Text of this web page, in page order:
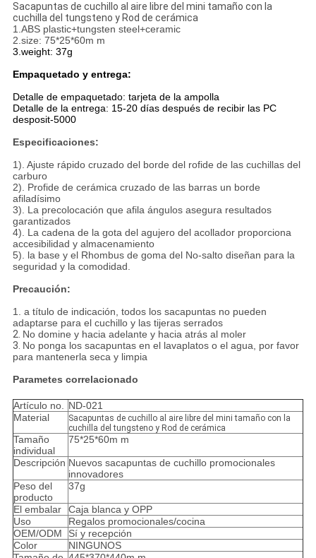
Sacapuntas de cuchillo al aire libre del mini tamaño con la
cuchilla del tungsteno y Rod de cerámica
1.ABS plastic+tungsten steel+ceramic
2.size: 75*25*60m m
3.weight: 37g
Empaquetado y entrega:
Detalle de empaquetado: tarjeta de la ampolla
Detalle de la entrega: 15-20 días después de recibir las PC
desposit-5000
Especificaciones:
1). Ajuste rápido cruzado del borde del rofide de las cuchillas del
carburo
2). Profide de cerámica cruzado de las barras un borde
afiladísimo
3). La precolocación que afila ángulos asegura resultados
garantizados
4). La cadena de la gota del agujero del acollador proporciona
accesibilidad y almacenamiento
5). la base y el Rhombus de goma del No-salto diseñan para la
seguridad y la comodidad.
Precaución:
1. a título de indicación, todos los sacapuntas no pueden
adaptarse para el cuchillo y las tijeras serrados
2. No domine y hacia adelante y hacia atrás al moler
3. No ponga los sacapuntas en el lavaplatos o el agua, por favor
para mantenerla seca y limpia
Parametes correlacionado
Artículo no. ND-021
Material
Sacapuntas de cuchillo al aire libre del mini tamaño con la
cuchilla del tungsteno y Rod de cerámica
Tamaño
individual
75*25*60m m
Descripción Nuevos sacapuntas de cuchillo promocionales
innovadores
Peso del
producto
37g
El embalar
Caja blanca y OPP
Uso
Regalos promocionales/cocina
OEM/ODM
Sí y recepción
Color
NINGUNOS